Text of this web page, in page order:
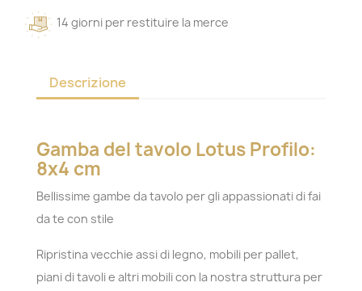
14 giorni per restituire la merce
Descrizione
Gamba del tavolo Lotus Profilo:
8x4 cm
Bellissime gambe da tavolo per gli appassionati di fai
da te con stile
Ripristina vecchie assi di legno, mobili per pallet,
piani di tavoli e altri mobili con la nostra struttura per